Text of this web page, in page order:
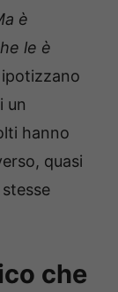
è
le è
un
hanno
quasi
che